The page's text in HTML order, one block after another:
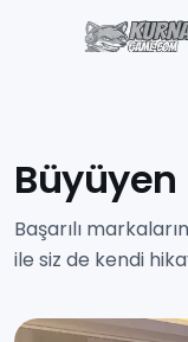
Büyüyen
Başarılı
ile siz de kendi